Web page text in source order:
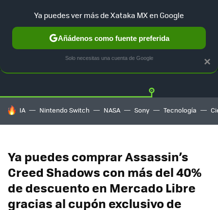
GUÍA DE COMPRAS MERCADO LIBRE
HOY SE HABLA DE
IA Nintendo Switch NASA Sony Tecnología
Ya puedes comprar Assassin’s
Creed Shadows con más del 40%
de descuento en Mercado Libre
gracias al cupón exclusivo de
×
Ya puedes ver más de Xataka MX en Google
Añádenos como fuente preferida
Solo necesitas una cuenta de Google